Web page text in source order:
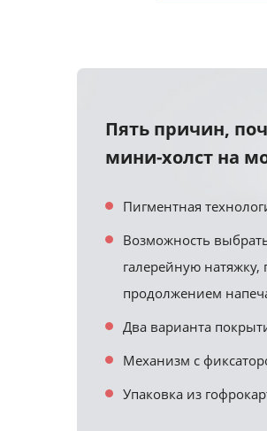
Пять причин,
мини-холст на
Пигментная
Возможность
галерейную
продолжением
Два варианта
Механизм с
Упаковка из